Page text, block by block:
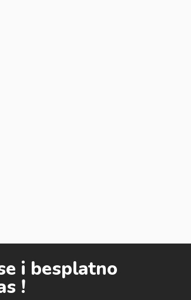
i besplatno
!